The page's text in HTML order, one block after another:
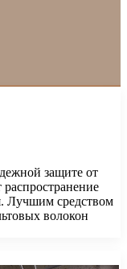
защите от
Лучшим средством
волокон